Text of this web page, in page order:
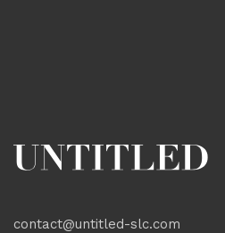
contact@untitled-slc.com